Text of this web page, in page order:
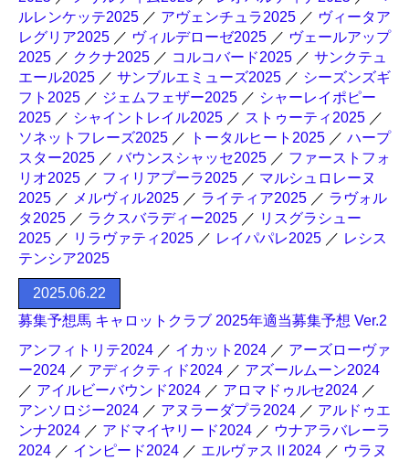
ルレンケッテ2025 ／ アヴェンチュラ2025 ／ ヴィータア
レグリア2025 ／ ヴィルデローゼ2025 ／ ヴェールアップ
2025 ／ ククナ2025 ／ コルコバード2025 ／ サンクテュ
エール2025 ／ サンブルエミューズ2025 ／ シーズンズギ
フト2025 ／ ジェムフェザー2025 ／ シャーレイポピー
2025 ／ シャイントレイル2025 ／ ストゥーティ2025 ／
ソネットフレーズ2025 ／ トータルヒート2025 ／ ハープ
スター2025 ／ バウンスシャッセ2025 ／ ファーストフォ
リオ2025 ／ フィリアプーラ2025 ／ マルシュロレーヌ
2025 ／ メルヴィル2025 ／ ライティア2025 ／ ラヴォル
タ2025 ／ ラクスバラディー2025 ／ リスグラシュー
2025 ／ リラヴァティ2025 ／ レイパパレ2025 ／ レシス
テンシア2025
2025.06.22
募集予想馬 キャロットクラブ 2025年適当募集予想 Ver.2
アンフィトリテ2024 ／ イカット2024 ／ アーズローヴァ
ー2024 ／ アディクティド2024 ／ アズールムーン2024
／ アイルビーバウンド2024 ／ アロマドゥルセ2024 ／
アンソロジー2024 ／ アヌラーダプラ2024 ／ アルドゥエ
ンナ2024 ／ アドマイヤリード2024 ／ ウナアラバレーラ
2024 ／ インピード2024 ／ エルヴァスⅡ2024 ／ ウラヌ